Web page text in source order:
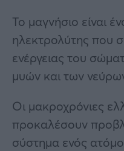
Το μαγνήσιο είναι
ηλεκτρολύτης που
ενέργειας του
μυών και των
Οι μακροχρόνιες
προκαλέσουν
σύστημα ενός